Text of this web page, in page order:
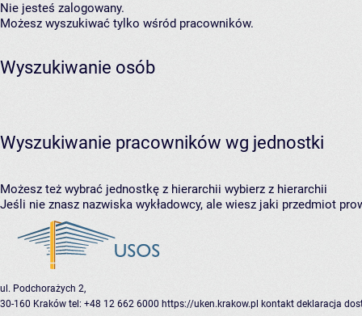
Nie jesteś zalogowany.
Możesz wyszukiwać tylko wśród pracowników.
Wyszukiwanie osób
Wyszukiwanie pracowników wg jednostki
Możesz też wybrać jednostkę z hierarchii wybierz z hierarchii
Jeśli nie znasz nazwiska wykładowcy, ale wiesz jaki przedmiot
ul. Podchorażych 2,
30-160 Kraków tel: +48 12 662 6000 https://uken.krakow.pl kontakt deklaracja